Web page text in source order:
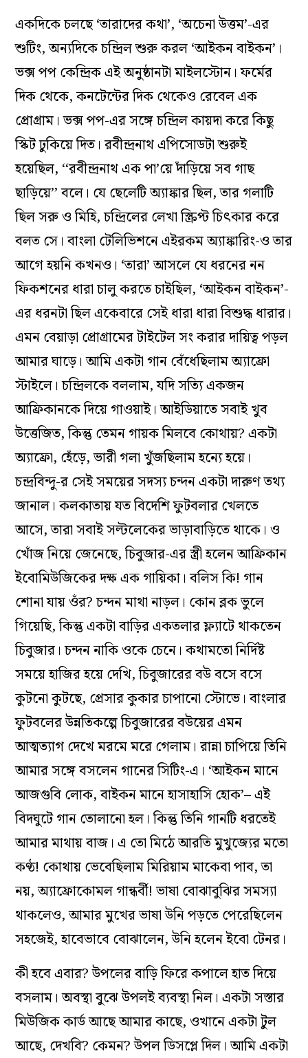
একদিকে চলছে ‘তারাদের কথা’, ‘অচেনা উত্তম’-এর
শুটিং, অন্যদিকে চন্দ্রিল শুরু করল ‘আইকন বাইকন’।
ভক্স পপ কেন্দ্রিক এই অনুষ্ঠানটা মাইলস্টোন। ফর্মের
দিক থেকে, কনটেন্টের দিক থেকেও রেবেল এক
প্রোগ্রাম। ভক্স পপ-এর সঙ্গে চন্দ্রিল কায়দা করে কিছু
স্কিট ঢুকিয়ে দিত। রবীন্দ্রনাথ এপিসোডটা শুরুই
হয়েছিল, ‘‘রবীন্দ্রনাথ এক পা’য়ে দাঁড়িয়ে সব গাছ
ছাড়িয়ে’’ বলে। যে ছেলেটি অ্যাঙ্কার ছিল, তার গলাটি
ছিল সরু ও মিহি, চন্দ্রিলের লেখা স্ক্রিপ্ট চিৎকার করে
বলত সে। বাংলা টেলিভিশনে এইরকম অ্যাঙ্কারিং-ও তার
আগে হয়নি কখনও। ‘তারা’ আসলে যে ধরনের নন
ফিকশনের ধারা চালু করতে চাইছিল, ‘আইকন বাইকন’-
এর ধরনটা ছিল একেবারে সেই ধারা ধারা বিশুদ্ধ ধারার।
এমন বেয়াড়া প্রোগ্রামের টাইটেল সং করার দায়িত্ব পড়ল
আমার ঘাড়ে। আমি একটা গান বেঁধেছিলাম অ্যাফ্রো
স্টাইলে। চন্দ্রিলকে বললাম, যদি সত্যি একজন
আফ্রিকানকে দিয়ে গাওয়াই। আইডিয়াতে সবাই খুব
উত্তেজিত, কিন্তু তেমন গায়ক মিলবে কোথায়? একটা
অ্যাফ্রো, হেঁড়ে, ভারী গলা খুঁজছিলাম হন্যে হয়ে।
চন্দ্রবিন্দু-র সেই সময়ের সদস্য চন্দন একটা দারুণ তথ্য
জানাল। কলকাতায় যত বিদেশি ফুটবলার খেলতে
আসে, তারা সবাই সল্টলেকের ভাড়াবাড়িতে থাকে। ও
খোঁজ নিয়ে জেনেছে, চিবুজার-এর স্ত্রী হলেন আফ্রিকান
ইবোমিউজিকের দক্ষ এক গায়িকা। বলিস কি! গান
শোনা যায় ওঁর? চন্দন মাথা নাড়ল। কোন ব্লক ভুলে
গিয়েছি, কিন্তু একটা বাড়ির একতলার ফ্ল্যাটে থাকতেন
চিবুজার। চন্দন নাকি ওকে চেনে। কথামতো নির্দিষ্ট
সময়ে হাজির হয়ে দেখি, চিবুজারের বউ বসে বসে
কুটনো কুটছে, প্রেসার কুকার চাপানো স্টোভে। বাংলার
ফুটবলের উন্নতিকল্পে চিবুজারের বউয়ের এমন
আত্মত্যাগ দেখে মরমে মরে গেলাম। রান্না চাপিয়ে তিনি
আমার সঙ্গে বসলেন গানের সিটিং-এ। ‘আইকন মানে
আজগুবি লোক, বাইকন মানে হাসাহাসি হোক’– এই
বিদঘুটে গান তোলানো হল। কিন্তু তিনি গানটি ধরতেই
আমার মাথায় বাজ। এ তো মিঠে আরতি মুখুজ্যের মতো
কণ্ঠ! কোথায় ভেবেছিলাম মিরিয়াম মাকেবা পাব, তা
নয়, অ্যাফ্রোকোমল গান্ধর্বী! ভাষা বোঝাবুঝির সমস্যা
থাকলেও, আমার মুখের ভাষা উনি পড়তে পেরেছিলেন
সহজেই, হাবেভাবে বোঝালেন, উনি হলেন ইবো টেনর।
কী হবে এবার? উপলের বাড়ি ফিরে কপালে হাত দিয়ে
বসলাম। অবস্থা বুঝে উপলই ব্যবস্থা নিল। একটা সস্তার
মিউজিক কার্ড আছে আমার কাছে, ওখানে একটা টুল
আছে, দেখবি? কেমন? উপল ডিসপ্লে দিল। আমি একটা